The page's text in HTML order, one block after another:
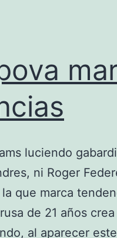
luciendo
ni Roger
que marca
de 21 años
al aparecer